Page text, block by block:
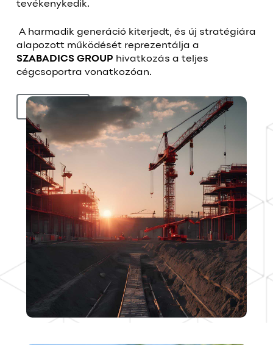
tevékenykedik.
A harmadik generáció kiterjedt, és új stratégiára
alapozott működését reprezentálja a
SZABADICS GROUP hivatkozás a teljes
cégcsoportra vonatkozóan.
BŐVEBBEN